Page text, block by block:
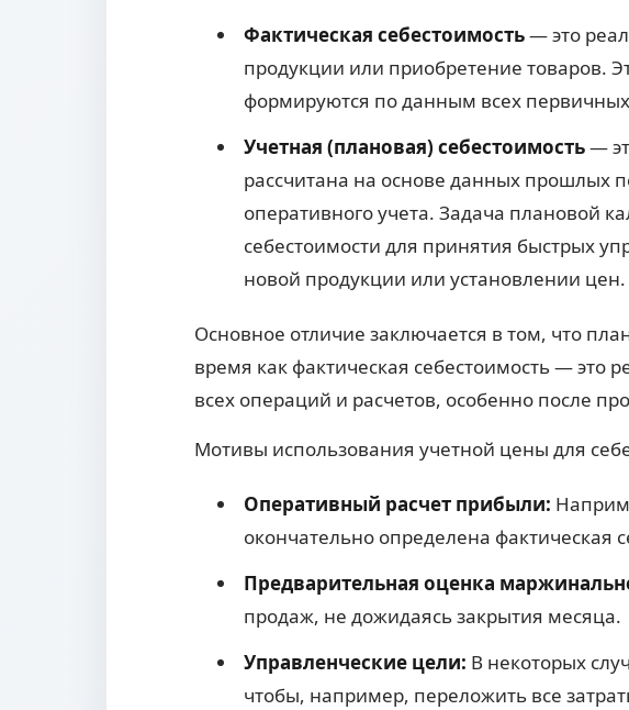
Фактическая себестоимость— это
продукции или приобретение товаров.
формируются по данным всех
Учетная (плановая) себестоимость—
рассчитана на основе данных прошлых
оперативного учета. Задача плановой
себестоимости для принятия быстрых
новой продукции или установлении цен.
Основное отличие заключается в том, что
время как фактическая себестоимость — это
всех операций и расчетов, особенно после
Мотивы использования учетной цены для
Оперативный расчет прибыли:
окончательно определена фактическая
Предварительная оценка
продаж, не дожидаясь закрытия месяца.
Управленческие цели: В некоторых
чтобы, например, переложить все